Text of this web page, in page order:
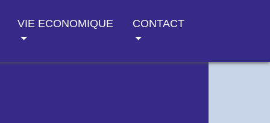
VIE ECONOMIQUE CONTACT